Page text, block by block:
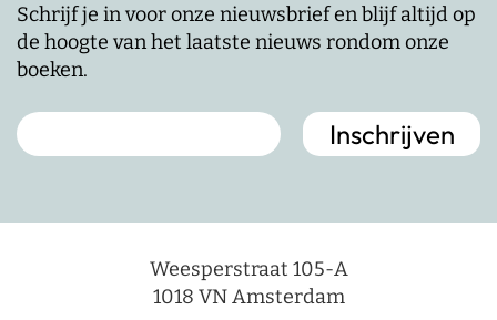
Schrijf je in voor onze nieuwsbrief en blijf altijd op
de hoogte van het laatste nieuws rondom onze
boeken.
Weesperstraat 105-A
1018 VN Amsterdam